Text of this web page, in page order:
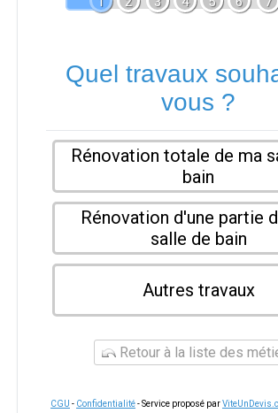
Quel travaux
vous ?
Rénovation totale de ma
bain
Rénovation d'une partie
salle de bain
Autres travaux
Retour à la liste des
CGU - Confidentialité- Service proposé par